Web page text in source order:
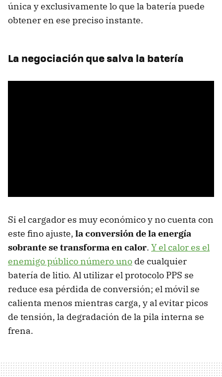
única y exclusivamente lo que la batería puede
obtener en ese preciso instante.
La negociación que salva la batería
Si el cargador es muy económico y no cuenta con
este fino ajuste, la conversión de la energía
sobrante se transforma en calor. Y el calor es el
enemigo público número uno de cualquier
batería de litio. Al utilizar el protocolo PPS se
reduce esa pérdida de conversión; el móvil se
calienta menos mientras carga, y al evitar picos
de tensión, la degradación de la pila interna se
frena.